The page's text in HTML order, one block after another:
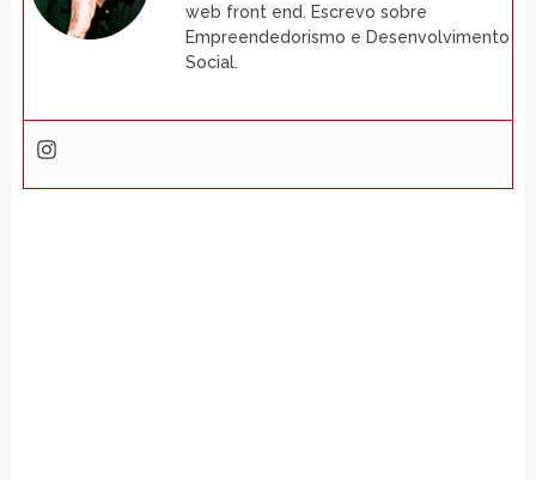
web front end. Escrevo sobre
Empreendedorismo e Desenvolvimento
Social.